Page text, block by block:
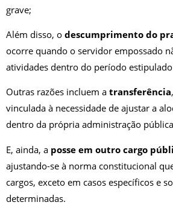
grave;
Além disso, o descumprimento do
ocorre quando o servidor empossado
atividades dentro do período
Outras razões incluem a transferência
vinculada à necessidade de ajustar a
dentro da própria administração
E, ainda, a posse em outro cargo
ajustando-se à norma constitucional
cargos, exceto em casos específicos e
determinadas.